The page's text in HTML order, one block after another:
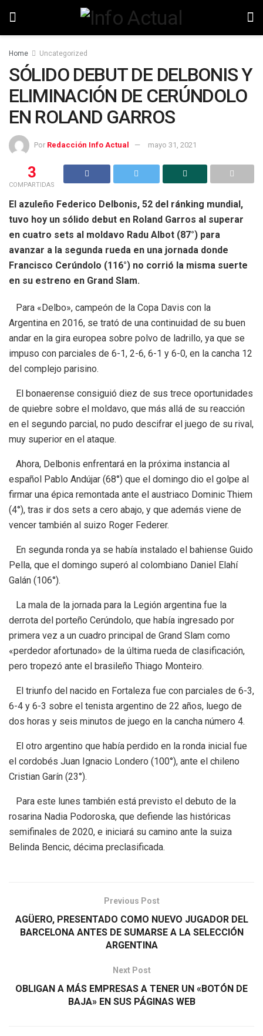
Home Uncategorized
SÓLIDO DEBUT DE DELBONIS Y
ELIMINACIÓN DE CERÚNDOLO
EN ROLAND GARROS
Por Redacción Info Actual mayo 31, 2021
3
COMPARTIDAS
El azuleño Federico Delbonis, 52 del ránking mundial,
tuvo hoy un sólido debut en Roland Garros al superar
en cuatro sets al moldavo Radu Albot (87°) para
avanzar a la segunda rueda en una jornada donde
Francisco Cerúndolo (116°) no corrió la misma suerte
en su estreno en Grand Slam.
Para «Delbo», campeón de la Copa Davis con la
Argentina en 2016, se trató de una continuidad de su buen
andar en la gira europea sobre polvo de ladrillo, ya que se
impuso con parciales de 6-1, 2-6, 6-1 y 6-0, en la cancha 12
del complejo parisino.
El bonaerense consiguió diez de sus trece oportunidades
de quiebre sobre el moldavo, que más allá de su reacción
en el segundo parcial, no pudo descifrar el juego de su rival,
muy superior en el ataque.
Ahora, Delbonis enfrentará en la próxima instancia al
español Pablo Andújar (68°) que el domingo dio el golpe al
firmar una épica remontada ante el austriaco Dominic Thiem
(4°), tras ir dos sets a cero abajo, y que además viene de
vencer también al suizo Roger Federer.
En segunda ronda ya se había instalado el bahiense Guido
Pella, que el domingo superó al colombiano Daniel Elahí
Galán (106°).
La mala de la jornada para la Legión argentina fue la
derrota del porteño Cerúndolo, que había ingresado por
primera vez a un cuadro principal de Grand Slam como
«perdedor afortunado» de la última rueda de clasificación,
pero tropezó ante el brasileño Thiago Monteiro.
El triunfo del nacido en Fortaleza fue con parciales de 6-3,
6-4 y 6-3 sobre el tenista argentino de 22 años, luego de
dos horas y seis minutos de juego en la cancha número 4.
El otro argentino que había perdido en la ronda inicial fue
el cordobés Juan Ignacio Londero (100°), ante el chileno
Cristian Garín (23°).
Para este lunes también está previsto el debuto de la
rosarina Nadia Podoroska, que defiende las históricas
semifinales de 2020, e iniciará su camino ante la suiza
Belinda Bencic, décima preclasificada.
Previous Post
AGÜERO, PRESENTADO COMO NUEVO JUGADOR DEL
BARCELONA ANTES DE SUMARSE A LA SELECCIÓN
ARGENTINA
Next Post
OBLIGAN A MÁS EMPRESAS A TENER UN «BOTÓN DE
BAJA» EN SUS PÁGINAS WEB